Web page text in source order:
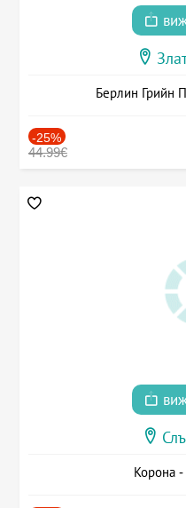
Берлин Грийн
-25%
44.99€
Корона -